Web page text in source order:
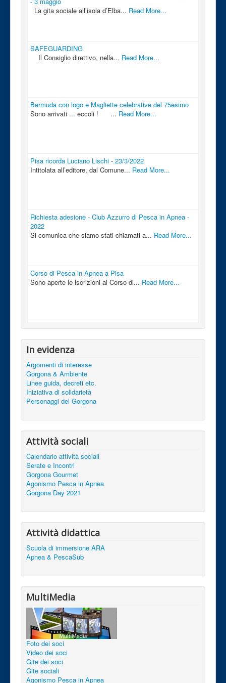
La gita sociale all’isola d’Elba... Read More...
SAFEGUARDING
Il Consiglio direttivo, nella... Read More...
Bermuda con logo e Magliette celebrative del 75esimo
Sono arrivati ... eccoli ! ... Read More...
Pisa ricorda Luciano Lischi - 23/3/2022
Intitolata all’editore, dal Comune... Read More...
Richiesta adesione - Club Azzurro di Pesca in Apnea -
2022
Si comunica che siamo stati chiamati a... Read More...
Corso di Pesca in Apnea a Pisa
Sono aperte le iscrizioni al Corso di... Read More...
In evidenza
Argomenti di interesse
Gorgona & Ambiente
Linee guida, decreti etc.
Iniziativa di solidarietà
Personaggi del Gorgona
Attività sociali
Calendario attività sociali
Serate e Incontri
Gorgona Gourmet
Agonismo Pesca in Apnea
Gorgona Day 2021
Attività didattica
Scuola di immersione ARA
Apnea & PescaSub
MultiMedia
Foto dei soci
Video dei soci
Gite dei soci
Gite sociali
Agonismo Pesca in Apnea